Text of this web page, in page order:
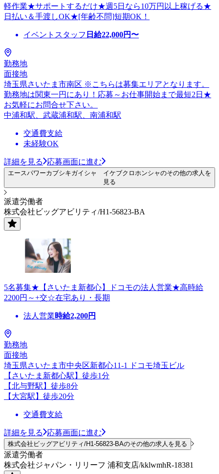
軽作業★サポートするだけ★週5日なら10万円以上稼げる★
日払い＆手渡しOK★[年齢不問]短期OK！
イベントスタッフ 日給22,000円〜
勤務地
面接地
埼玉県さいたま市南区 ※こちらは募集エリアとなります。
勤務地は関東一円にあり！応募～お仕事開始まで最短2日★
お気軽にお問合せ下さい。
中浦和駅、武蔵浦和駅、南浦和駅
交通費支給
未経験OK
詳細を見る 応募画面に進む
エースパワーカブシキガイシャ イケブクロホンシャのその他の求人を
見る
派遣労働者
株式会社ビッグアビリティ/H1-56823-BA
5名募集★【さいたま新都心】ドコモの法人営業★高時給
2200円～+交☆在宅あり・長期
法人営業時給2,200円
勤務地
面接地
埼玉県さいたま市中央区新都心11-1 ドコモ埼玉ビル
【さいたま新都心駅】徒歩1分
【北与野駅】徒歩8分
【大宮駅】徒歩20分
交通費支給
詳細を見る 応募画面に進む
株式会社ビッグアビリティ/H1-56823-BAのその他の求人を見る
派遣労働者
株式会社ジャパン・リリーフ 浦和支店/kklwmhR-18381